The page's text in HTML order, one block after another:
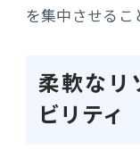
を集中させるこ
柔軟なリ
ビリティ